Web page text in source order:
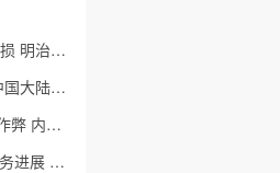
【交易簿】松田克也挥刀止损 明治折戟中国乳业
贝恩资本宣布收购贡茶 在中国大陆无法注册商标后退出市场
河南“三支一扶”考试规模化作弊 内外勾结提前获取试卷
字节跳动开全员会复盘AI业务进展 称大模型被海外竞对拉开差距